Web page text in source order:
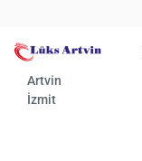
Artvin
İzmit